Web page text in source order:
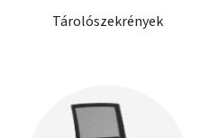
Tárolószekrények